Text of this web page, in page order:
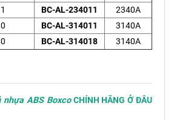
BC-AL-234011
2340A
BC-AL-314011
3140A
BC-AL-314018 3140A
nhựa ABS BoxcoCHÍNH HÃNG Ở ĐÂU